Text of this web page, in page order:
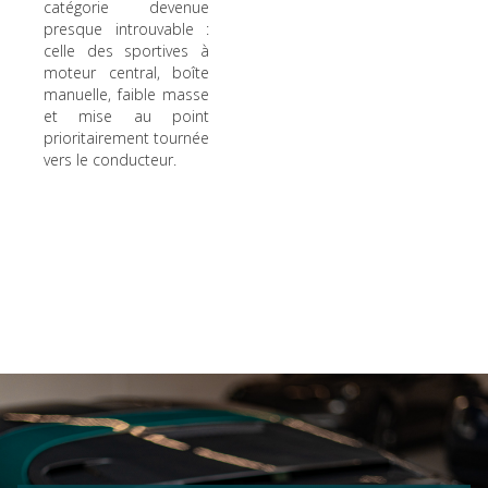
catégorie devenue
presque introuvable :
celle des sportives à
moteur central, boîte
manuelle, faible masse
et mise au point
prioritairement tournée
vers le conducteur.